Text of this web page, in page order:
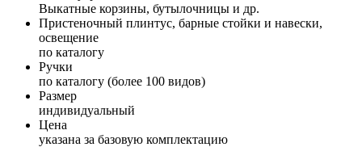
Выкатные корзины, бутылочницы и др.
Пристеночный плинтус, барные стойки и навески,
освещение
по каталогу
Ручки
по каталогу (более 100 видов)
Размер
индивидуальный
Цена
указана за базовую комплектацию